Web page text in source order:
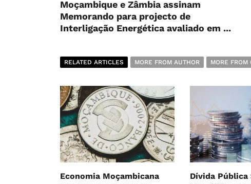
Moçambique e Zâmbia assinam
Memorando para projecto de
Interligação Energética avaliado em ...
RELATED ARTICLES MORE FROM AUTHOR MORE FROM
Economia Moçambicana
Dívida Pública